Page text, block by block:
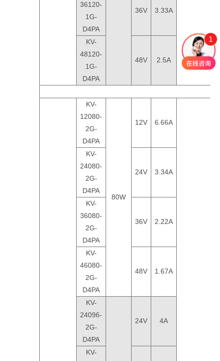
36120-
1G-
D4PA
36V 3.33A
KV-
48120-
1G-
D4PA
48V 2.5A
KV-
12080-
2G-
D4PA
80W
12V 6.66A
KV-
24080-
2G-
D4PA
24V 3.34A
KV-
36080-
2G-
D4PA
36V 2.22A
KV-
46080-
2G-
D4PA
48V 1.67A
KV-
24096-
2G-
D4PA
24V 4A
KV-
1